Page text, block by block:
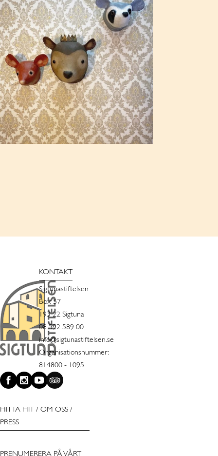
KONTAKT
Sigtunastiftelsen
Box 57
193 22 Sigtuna
08 592 589 00
info@sigtunastiftelsen.se
Organisationsnummer:
814800 - 1095
HITTA HIT / OM OSS /
PRESS
PRENUMERERA PÅ VÅRT